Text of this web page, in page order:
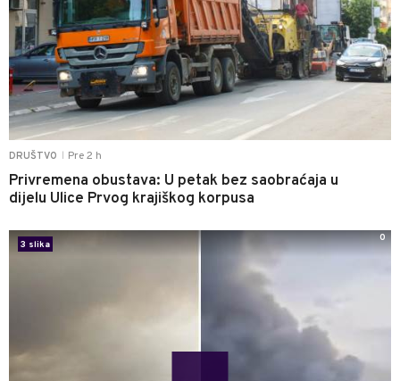
DRUŠTVO Pre 2 h
Privremena obustava: U petak bez saobraćaja u
dijelu Ulice Prvog krajiškog korpusa
3 slika
0